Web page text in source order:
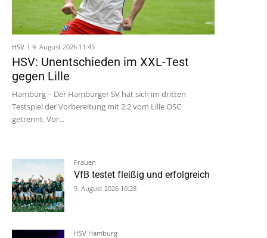
HSV 9. August 2026 11:45
HSV: Unentschieden im XXL-Test
gegen Lille
Hamburg – Der Hamburger SV hat sich im dritten
Testspiel der Vorbereitung mit 2:2 vom Lille OSC
getrennt. Vor...
Frauen
VfB testet fleißig und erfolgreich
9. August 2026 10:28
HSV Hamburg